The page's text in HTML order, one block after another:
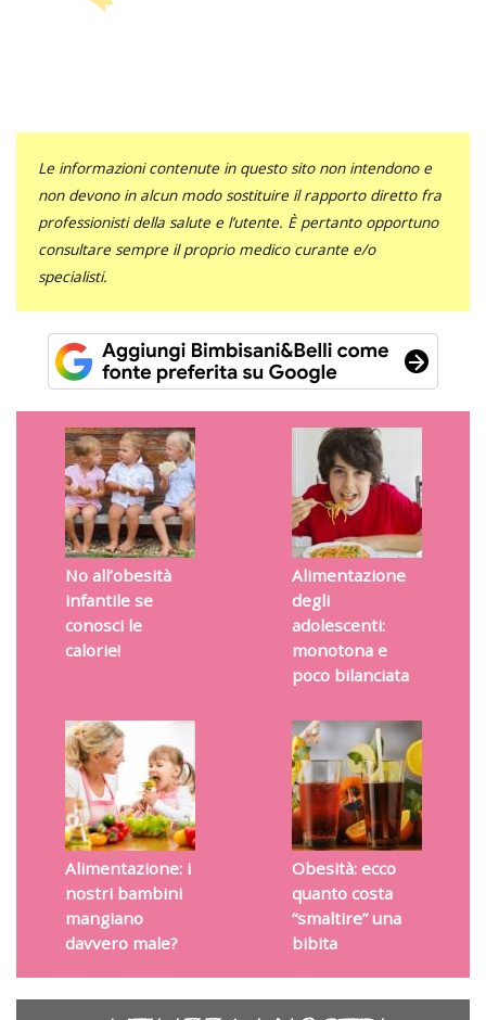
Le informazioni contenute in questo sito non intendono e
non devono in alcun modo sostituire il rapporto diretto fra
professionisti della salute e l’utente. È pertanto opportuno
consultare sempre il proprio medico curante e/o
specialisti.
No all’obesità
infantile se
conosci le
calorie!
Alimentazione
degli
adolescenti:
monotona e
poco bilanciata
Alimentazione: i
nostri bambini
mangiano
davvero male?
Obesità: ecco
quanto costa
“smaltire” una
bibita